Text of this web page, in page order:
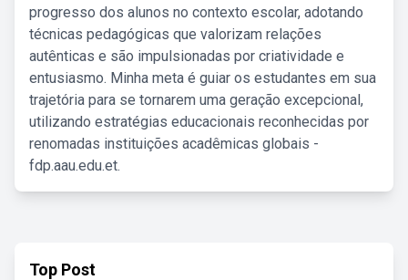
progresso dos alunos no contexto escolar, adotando
técnicas pedagógicas que valorizam relações
autênticas e são impulsionadas por criatividade e
entusiasmo. Minha meta é guiar os estudantes em sua
trajetória para se tornarem uma geração excepcional,
utilizando estratégias educacionais reconhecidas por
renomadas instituições acadêmicas globais -
fdp.aau.edu.et.
Top Post